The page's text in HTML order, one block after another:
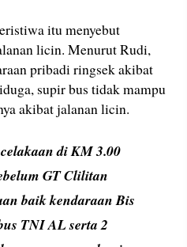
itu menyebut
licin. Menurut Rudi,
pribadi ringsek akibat
supir bus tidak mampu
akibat jalanan licin.
di KM 3.00
GT Clilitan
baik kendaraan Bis
TNI AL serta 2